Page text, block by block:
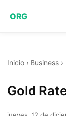
ORG
Inicio › Business ›
Gold
jueves, 12 de